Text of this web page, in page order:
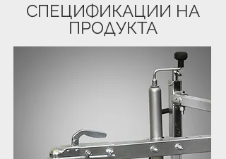
СПЕЦИФИКАЦИИ НА
ПРОДУКТА